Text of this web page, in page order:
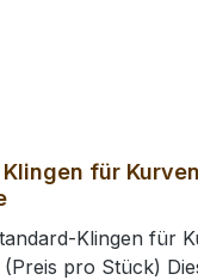
für
Klingen für
pro Stück)